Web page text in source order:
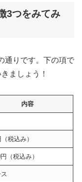
3つをみてみ
通りです。下の項で
ましょう！
内容
税込み）
（税込み）